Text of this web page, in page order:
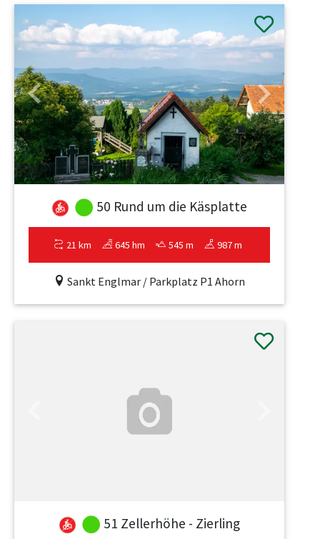
Previous Next
50 Rund um die Käsplatte
21 km 645 hm 545 m 987 m
Sankt Englmar / Parkplatz P1 Ahorn
51 Zellerhöhe - Zierling